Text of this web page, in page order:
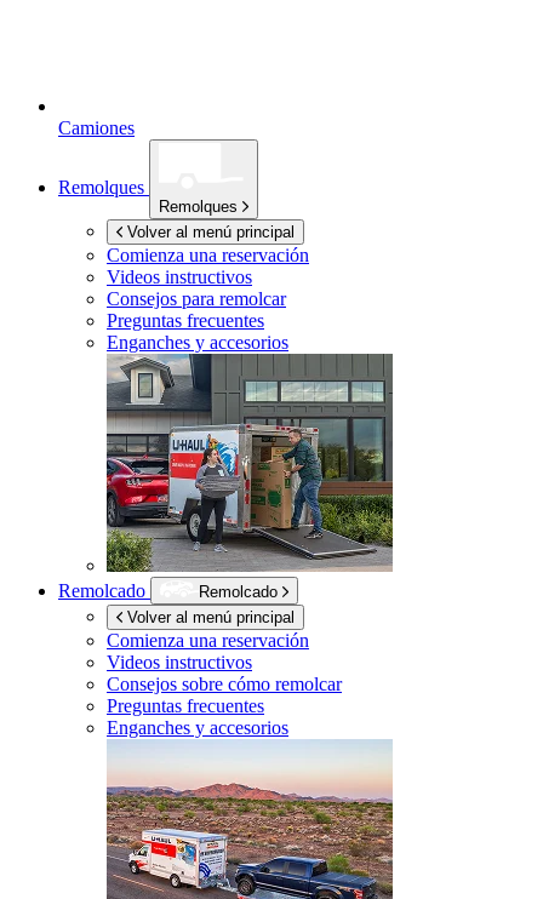
Camiones
Remolques
Remolques
Volver al menú principal
Comienza una reservación
Videos instructivos
Consejos para remolcar
Preguntas frecuentes
Enganches y accesorios
Remolcado
Remolcado
Volver al menú principal
Comienza una reservación
Videos instructivos
Consejos sobre cómo remolcar
Preguntas frecuentes
Enganches y accesorios